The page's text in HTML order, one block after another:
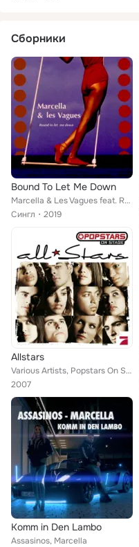
Сборники
Bound To Let Me Down
Marcella & Les Vagues feat. Robin Arthur Girod
Сингл
2019
Allstars
Various Artists, Popstars On Stage Allstars, Julian & Tialda [Popstars On Stage], Jenny & Irina [Popstars On Stage], Irina & Mar...
2007
Komm in Den Lambo
Assasinos, Marcella